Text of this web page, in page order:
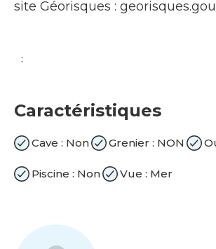
site Géorisques :
:
Caractéristiques
Cave : Non Grenier : NON
Piscine : Non Vue : Mer